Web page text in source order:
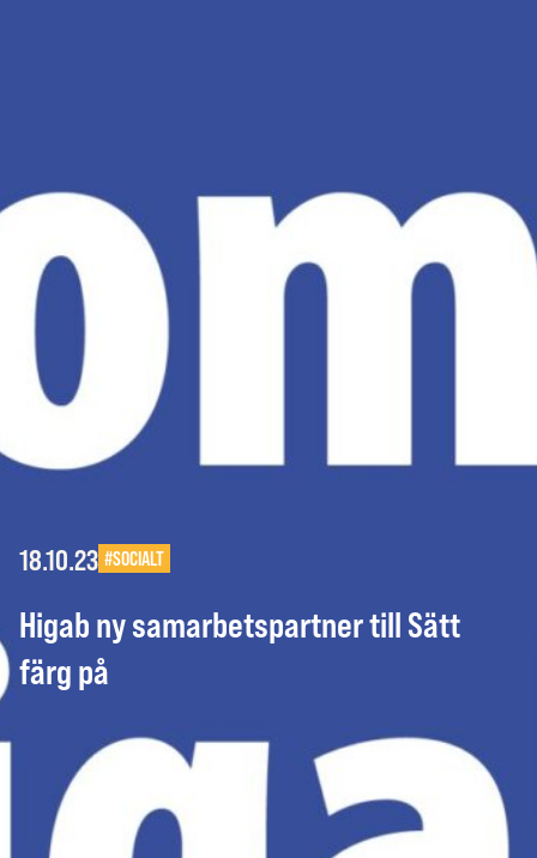
18.10.23 #SOCIALT
Higab ny samarbetspartner till Sätt
färg på